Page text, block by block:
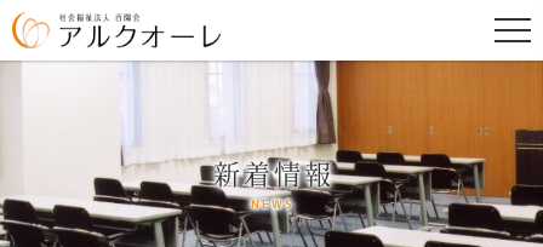
新着情報
NEWS